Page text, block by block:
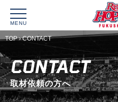
MENU
TOP›CONTACT
CONTACT
取材依頼の方へ